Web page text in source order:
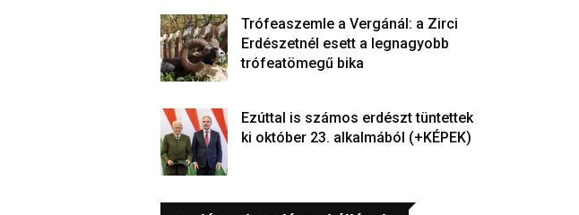
Trófeaszemle a Vergánál: a Zirci
Erdészetnél esett a legnagyobb
trófeatömegű bika
Ezúttal is számos erdészt tüntettek
ki október 23. alkalmából (+KÉPEK)